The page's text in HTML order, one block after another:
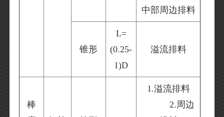
中部周边排料
锥形
L=
(0.25-
1)D
溢流排料
棒
1.溢流排料
2.周边